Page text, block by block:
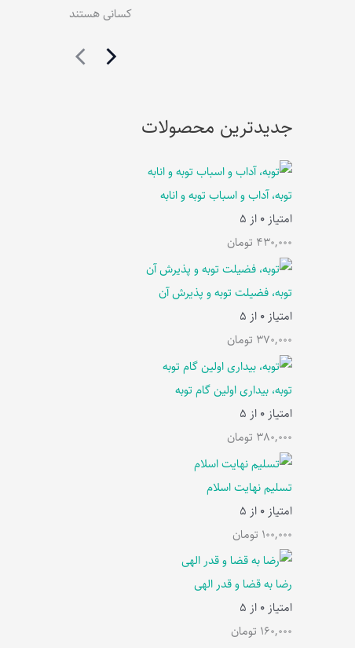
کسانی هستند
جدیدترین محصولات
توبه، آداب و اسباب توبه و انابه
امتیاز 0 از 5
430,000 تومان
توبه، فضیلت توبه و پذیرش آن
امتیاز 0 از 5
370,000 تومان
توبه، بیداری اولین گام توبه
امتیاز 0 از 5
380,000 تومان
تسلیم نهایت اسلام
امتیاز 0 از 5
100,000 تومان
رضا به قضا و قدر الهی
امتیاز 0 از 5
160,000 تومان